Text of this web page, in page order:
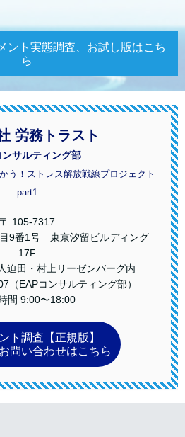
ント実態調査、お試し版はこち
ら
労務トラスト
ンサルティング部
う！ストレス解放戦線プロジェクト
part1
〒 105-7317
9番1号 東京汐留ビルディング
17F
迫田・村上リーゼンバーグ内
（EAPコンサルティング部）
間 9:00〜18:00
ト調査【正規版】
問い合わせはこちら